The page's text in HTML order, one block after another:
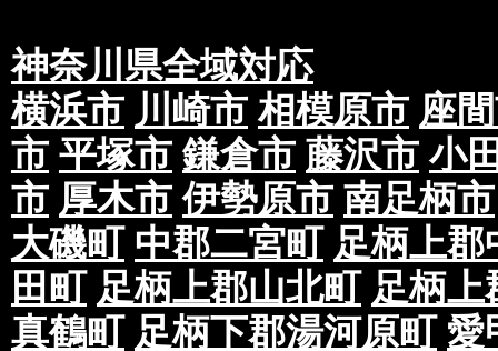
神奈川県全域対応
横浜市 川崎市 相模原市 座
市 平塚市 鎌倉市 藤沢市 小
市 厚木市 伊勢原市 南足柄市
大磯町 中郡二宮町 足柄上郡
田町 足柄上郡山北町 足柄上
真鶴町 足柄下郡湯河原町 愛